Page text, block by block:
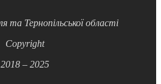
та Тернопільської області
Copyright
2018 – 2025